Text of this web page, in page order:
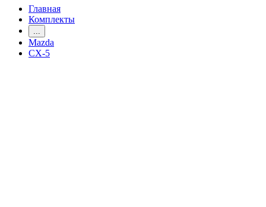
Главная
Комплекты
...
Mazda
CX-5